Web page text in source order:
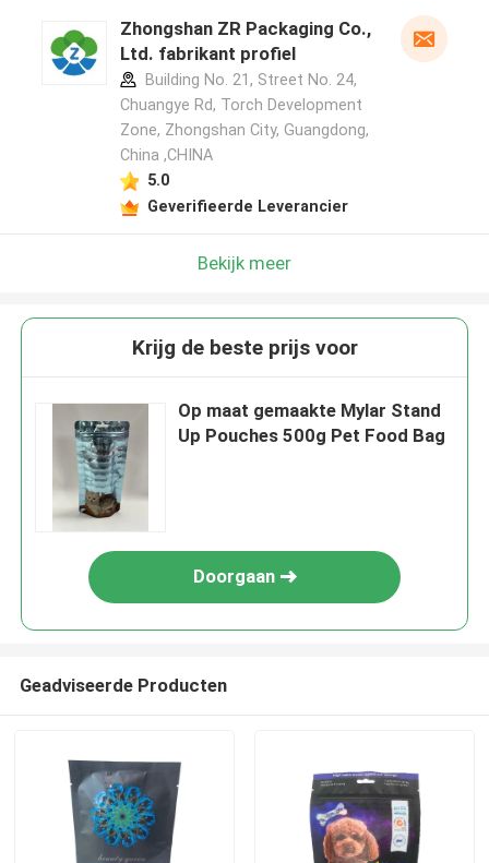
Zhongshan ZR Packaging Co.,
Ltd. fabrikant profiel
Building No. 21, Street No. 24,
Chuangye Rd, Torch Development
Zone, Zhongshan City, Guangdong,
China ,CHINA
5.0
Geverifieerde Leverancier
Bekijk meer
Krijg de beste prijs voor
Op maat gemaakte Mylar Stand
Up Pouches 500g Pet Food Bag
Doorgaan
Geadviseerde Producten